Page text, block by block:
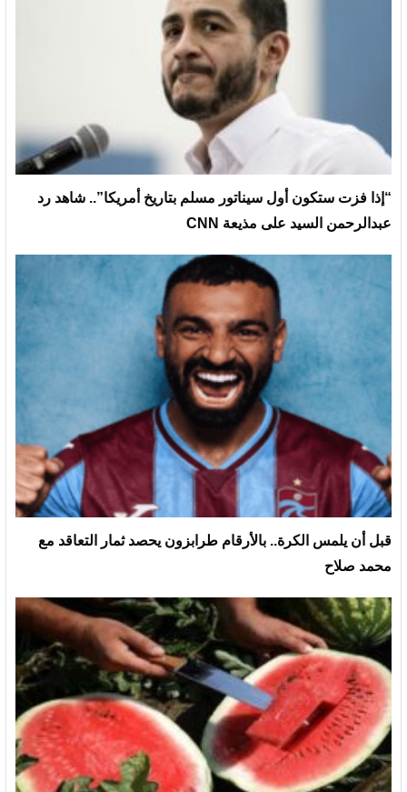
“إذا فزت ستكون أول سيناتور مسلم بتاريخ أمريكا”.. شاهد رد
عبدالرحمن السيد على مذيعة CNN
قبل أن يلمس الكرة.. بالأرقام طرابزون يحصد ثمار التعاقد مع
محمد صلاح